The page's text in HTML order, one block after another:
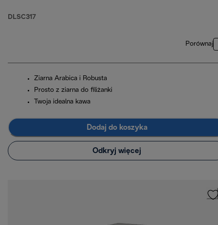
Cappuccino x2 i
DLSC317
Porównaj
Ziarna Arabica i Robusta
Prosto z ziarna do filiżanki
Twoja idealna kawa
Dodaj do koszyka
Odkryj więcej